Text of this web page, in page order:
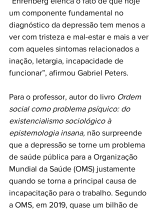
um componente fundamental no
diagnóstico da depressão tem menos a
ver com tristeza e mal-estar e mais a ver
com aqueles sintomas relacionados a
inação, letargia, incapacidade de
funcionar”, afirmou Gabriel Peters.
Para o professor, autor do livro Ordem
social como problema psíquico: do
existencialismo sociológico à
epistemologia insana, não surpreende
que a depressão se torne um problema
de saúde pública para a Organização
Mundial da Saúde (OMS) justamente
quando se torna a principal causa de
incapacitação para o trabalho. Segundo
a OMS, em 2019, quase um bilhão de